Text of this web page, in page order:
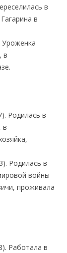
в
в
Уроженка
в
Родилась в
в
Родилась в
войны
проживала
Работала в